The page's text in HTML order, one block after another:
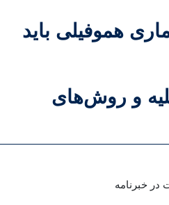
هموفیلی باید
کلیه و روش‌های
در خبرنامه